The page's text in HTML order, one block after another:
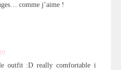
comme j’aime !
outfit :D really comfortable i